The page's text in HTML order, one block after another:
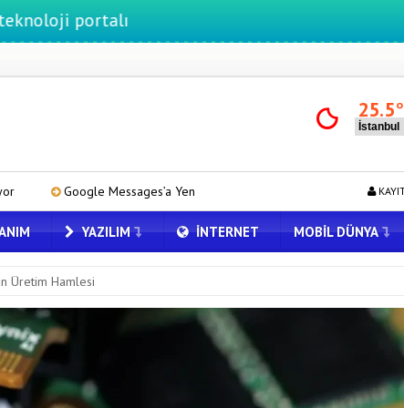
25.5
Yeni Uzun Basma Menüsü Geldi Zihin Okuyan Yapay
YAZILIM İNTERNET MOBIL DÜNYA
Üretim Hamlesi